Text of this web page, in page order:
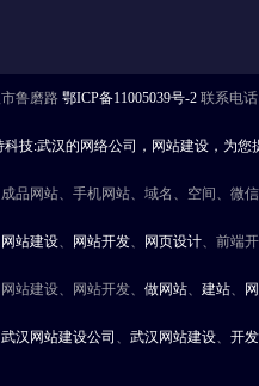
鲁磨路 鄂ICP备11005039号-2 联系电话
科技:武汉的网络公司，网站建设，为您
成品网站、手机网站、域名、空间、微
网站建设、 网站开发、 网页设计、前端
网站建设、网站开发、 做网站、 建站、
武汉网站建设公司 、 武汉网站建设、 开